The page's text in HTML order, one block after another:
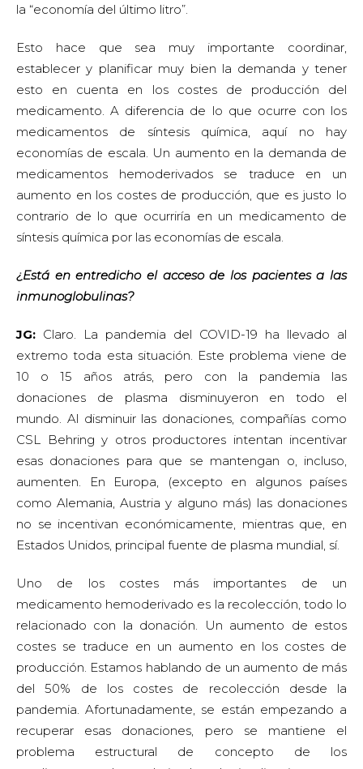
la “economía del último litro”.
Esto hace que sea muy importante coordinar,
establecer y planificar muy bien la demanda y tener
esto en cuenta en los costes de producción del
medicamento. A diferencia de lo que ocurre con los
medicamentos de síntesis química, aquí no hay
economías de escala. Un aumento en la demanda de
medicamentos hemoderivados se traduce en un
aumento en los costes de producción, que es justo lo
contrario de lo que ocurriría en un medicamento de
síntesis química por las economías de escala.
¿Está en entredicho el acceso de los pacientes a las
inmunoglobulinas?
JG: Claro. La pandemia del COVID-19 ha llevado al
extremo toda esta situación. Este problema viene de
10 o 15 años atrás, pero con la pandemia las
donaciones de plasma disminuyeron en todo el
mundo. Al disminuir las donaciones, compañías como
CSL Behring y otros productores intentan incentivar
esas donaciones para que se mantengan o, incluso,
aumenten. En Europa, (excepto en algunos países
como Alemania, Austria y alguno más) las donaciones
no se incentivan económicamente, mientras que, en
Estados Unidos, principal fuente de plasma mundial, sí.
Uno de los costes más importantes de un
medicamento hemoderivado es la recolección, todo lo
relacionado con la donación. Un aumento de estos
costes se traduce en un aumento en los costes de
producción. Estamos hablando de un aumento de más
del 50% de los costes de recolección desde la
pandemia. Afortunadamente, se están empezando a
recuperar esas donaciones, pero se mantiene el
problema estructural de concepto de los